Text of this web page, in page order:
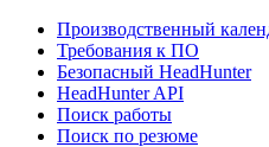
Производственный
Требования к ПО
Безопасный HeadHunter
HeadHunter API
Поиск работы
Поиск по резюме